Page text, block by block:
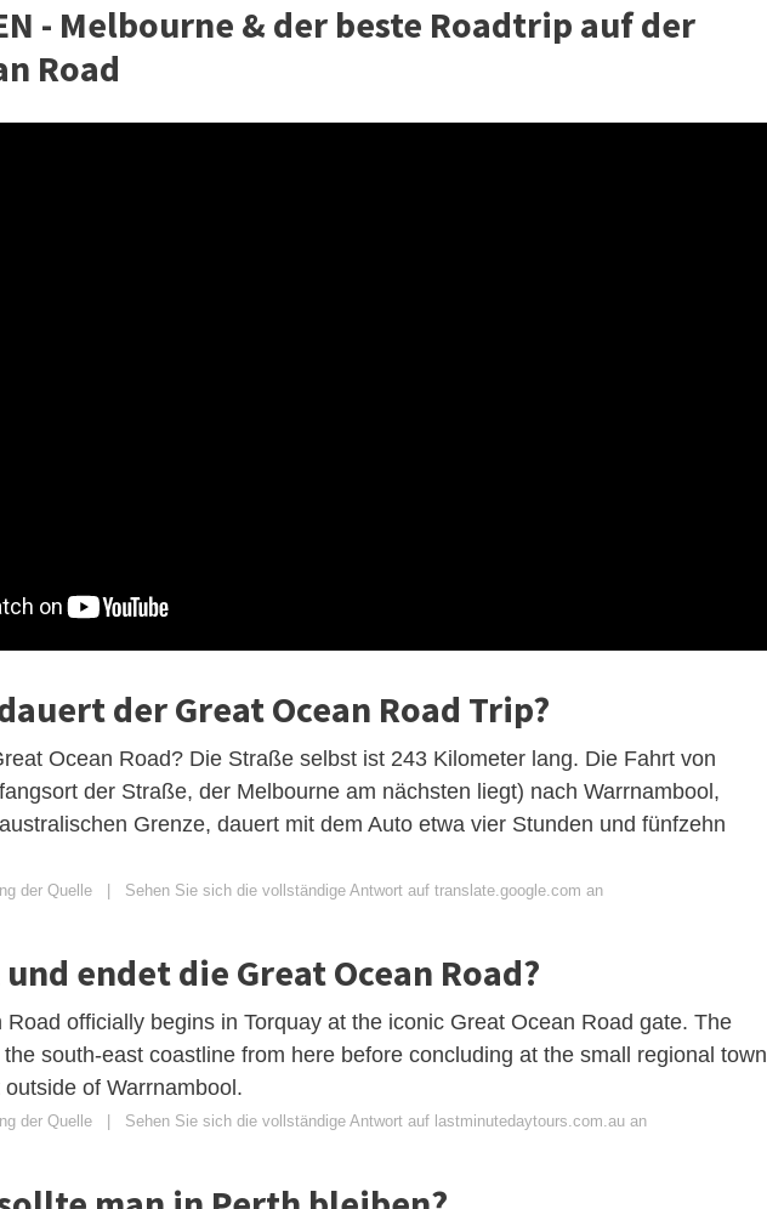
- Melbourne & der beste Roadtrip auf der
Road
der Great Ocean Road Trip?
Ocean Road? Die Straße selbst ist 243 Kilometer lang. Die Fahrt von
der Straße, der Melbourne am nächsten liegt) nach Warrnambool,
Grenze, dauert mit dem Auto etwa vier Stunden und fünfzehn
der Quelle | Sehen Sie sich die vollständige Antwort auf translate.google.com an
endet die Great Ocean Road?
Road officially begins in Torquay at the iconic Great Ocean Road gate. The
south-east coastline from here before concluding at the small regional town
of Warrnambool.
der Quelle | Sehen Sie sich die vollständige Antwort auf lastminutedaytours.com.au an